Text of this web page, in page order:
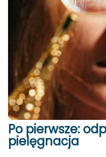
Po pierw­sze:
pie­lę­gna­cja